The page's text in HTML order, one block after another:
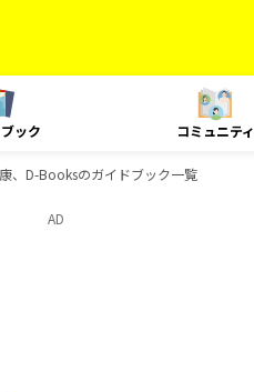
ック コミュニティ
、D-Booksのガイドブック一覧
AD